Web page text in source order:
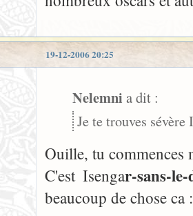
19-12-2006 20:25
Nelemni a dit :
Je te trouves sévère
Ouille, tu commences
C'est Isengar-sans-le-
beaucoup de chose ca